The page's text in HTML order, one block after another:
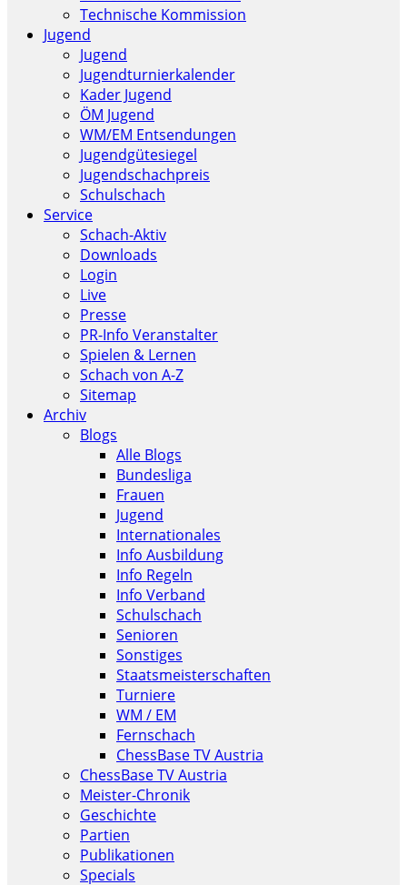
Technische Kommission
Jugend
Jugend
Jugendturnierkalender
Kader Jugend
ÖM Jugend
WM/EM Entsendungen
Jugendgütesiegel
Jugendschachpreis
Schulschach
Service
Schach-Aktiv
Downloads
Login
Live
Presse
PR-Info Veranstalter
Spielen & Lernen
Schach von A-Z
Sitemap
Archiv
Blogs
Alle Blogs
Bundesliga
Frauen
Jugend
Internationales
Info Ausbildung
Info Regeln
Info Verband
Schulschach
Senioren
Sonstiges
Staatsmeisterschaften
Turniere
WM / EM
Fernschach
ChessBase TV Austria
ChessBase TV Austria
Meister-Chronik
Geschichte
Partien
Publikationen
Specials